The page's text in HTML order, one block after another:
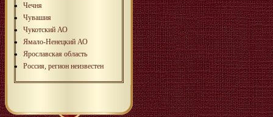
Чечня
Чувашия
Чукотский АО
Ямало-Ненецкий АО
Ярославская область
Россия, регион неизвестен